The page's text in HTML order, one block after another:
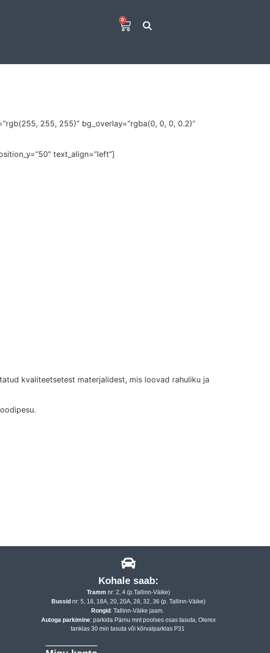
0
255, 255)” bg_overlay=”rgba(0, 0, 0, 0.2)”
text_align=”left”]
kvaliteetsetest materjalidest, mis loovad rahuliku ja
Kohale saab:
Tramm nr: 2, 4 (p.Tallinn-Väike)
Bussid nr: 5, 18, 18A, 20, 20A, 28, 32, 36 (p. Tallinn-Väike)
Rongid : Tallinn-Väike jaam.
Autoga parkimine: parkida Pärnu mnt poolses osas tasuta, Olerex
tanklas 30 min tasuta või kõrvalparklas P31